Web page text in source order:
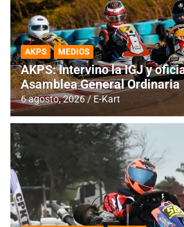
AKPS MEDIOS
AKPS: Intervino la IGJ y
Asamblea General Ordinaria
6 agosto, 2026 E-Kart